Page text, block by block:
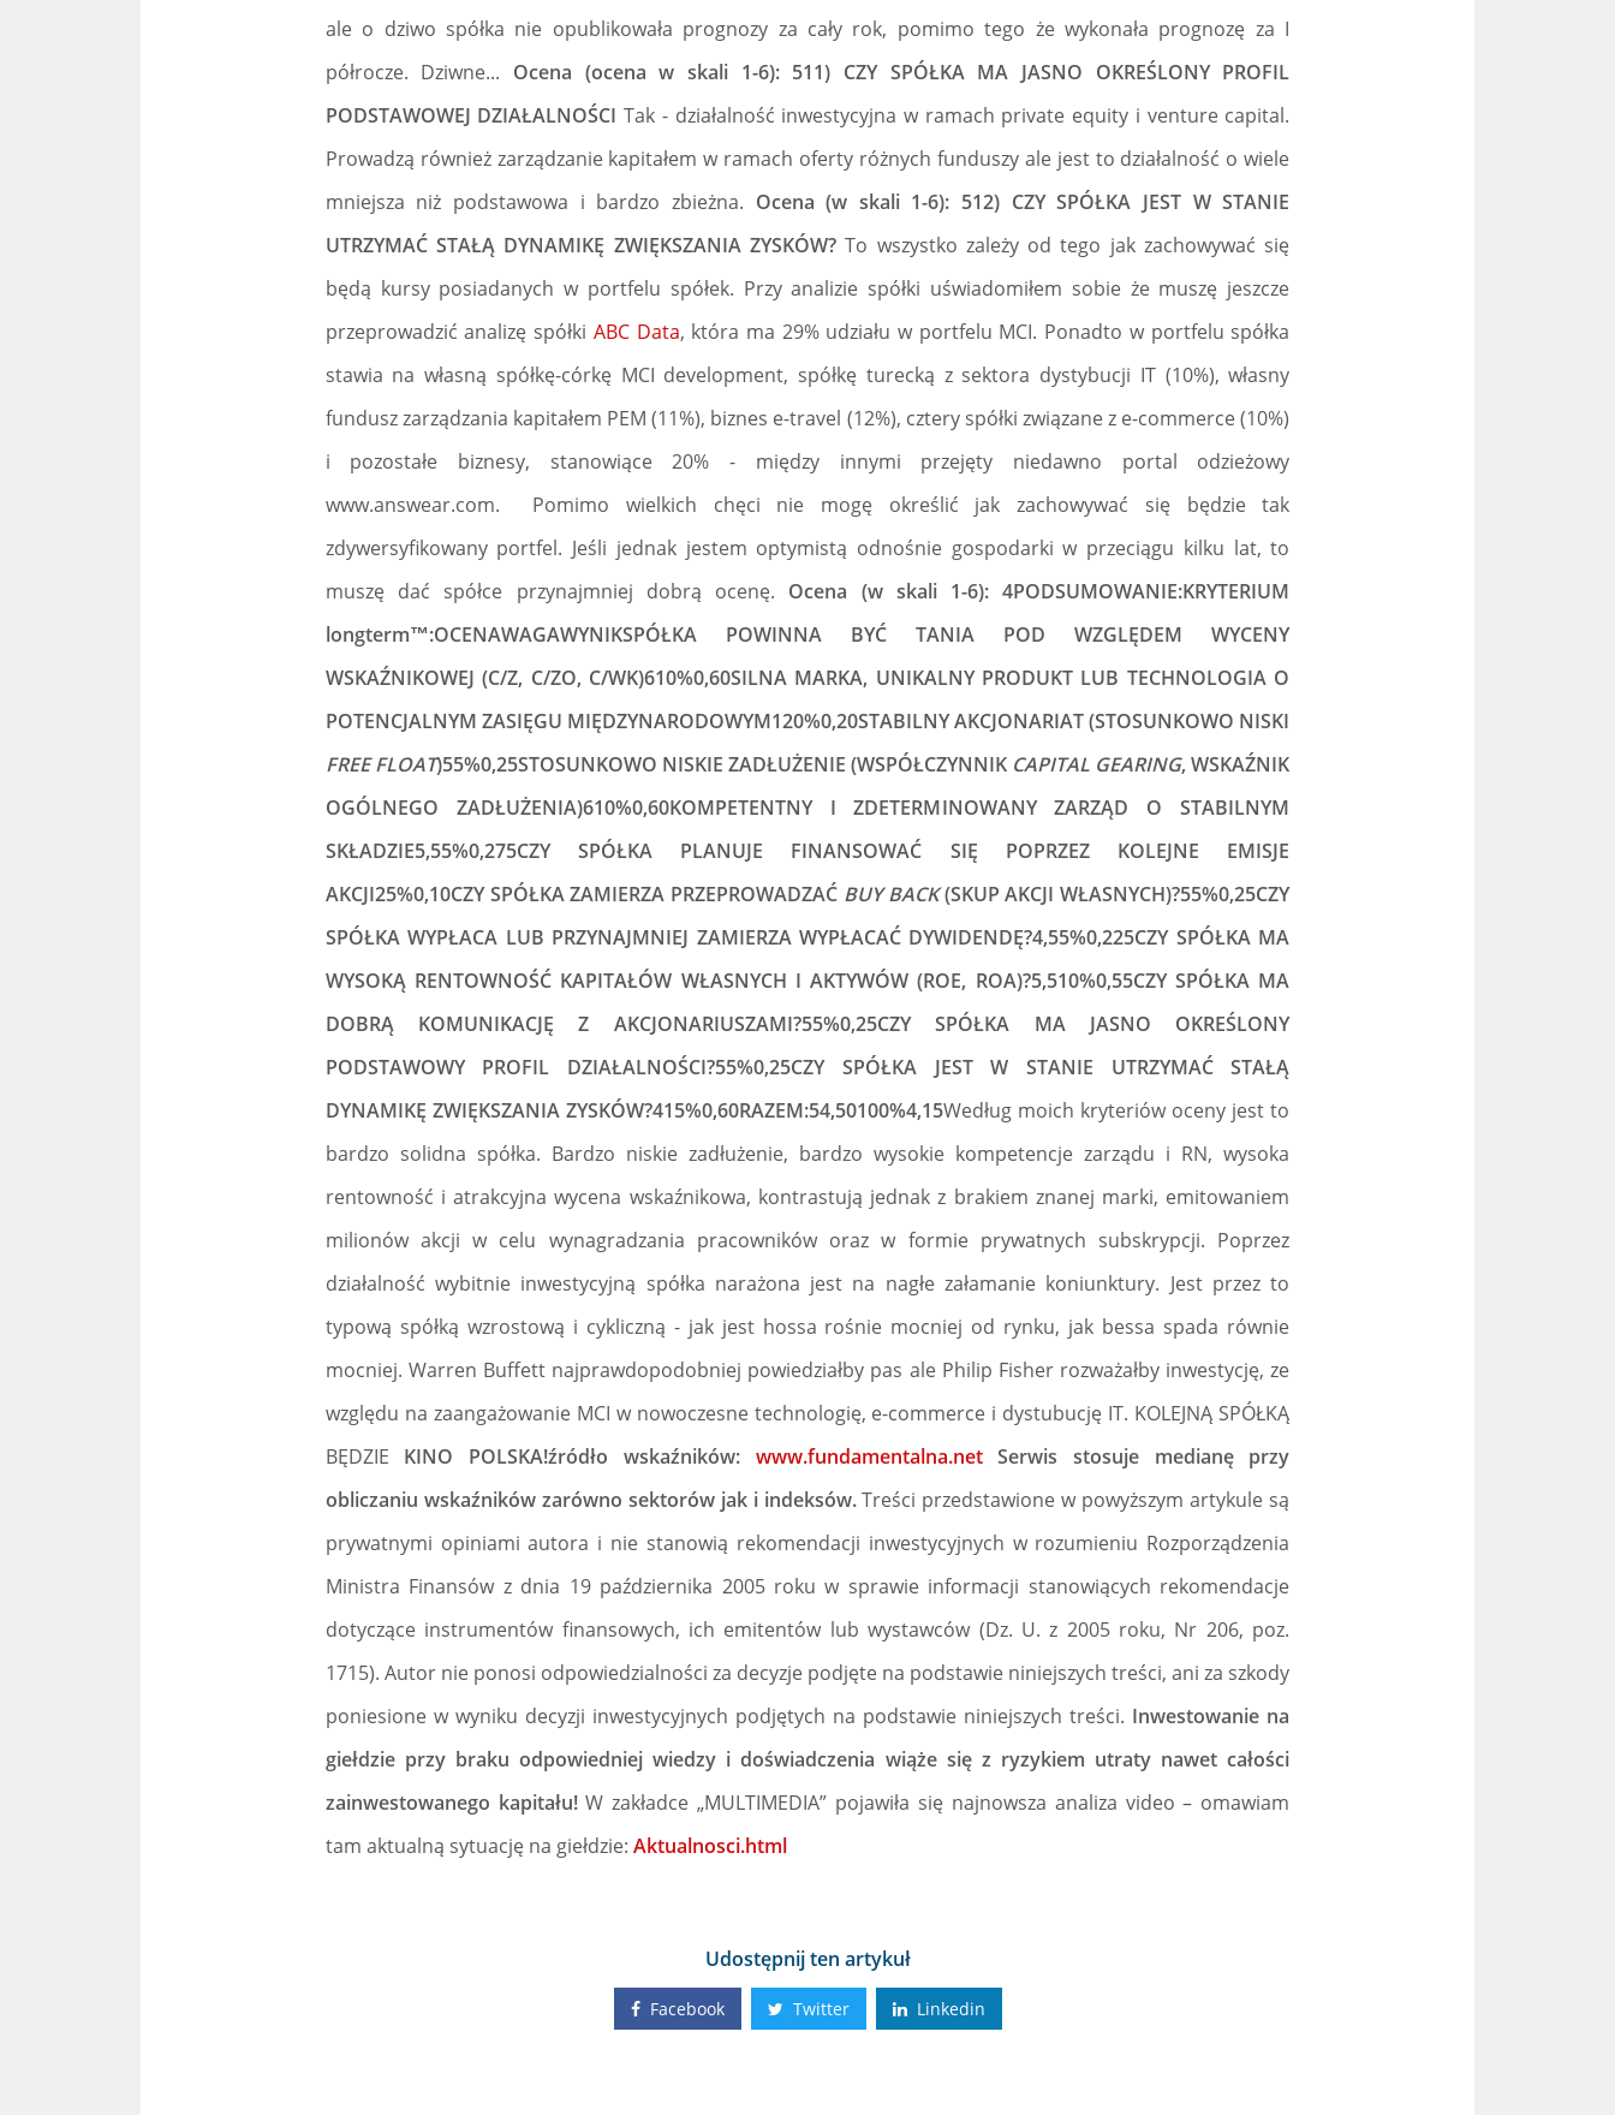
ale o dziwo spółka nie opublikowała prognozy za cały rok, pomimo tego że wykonała prognozę za I
półrocze. Dziwne... Ocena (ocena w skali 1-6): 511) CZY SPÓŁKA MA JASNO OKREŚLONY PROFIL
PODSTAWOWEJ DZIAŁALNOŚCITak - działalność inwestycyjna w ramach private equity i venture capital.
Prowadzą również zarządzanie kapitałem w ramach oferty różnych funduszy ale jest to działalność o wiele
mniejsza niż podstawowa i bardzo zbieżna. Ocena (w skali 1-6): 512) CZY SPÓŁKA JEST W STANIE
UTRZYMAĆ STAŁĄ DYNAMIKĘ ZWIĘKSZANIA ZYSKÓW?To wszystko zależy od tego jak zachowywać się
będą kursy posiadanych w portfelu spółek. Przy analizie spółki uświadomiłem sobie że muszę jeszcze
przeprowadzić analizę spółki ABC Data, która ma 29% udziału w portfelu MCI. Ponadto w portfelu spółka
stawia na własną spółkę-córkę MCI development, spółkę turecką z sektora dystybucji IT (10%), własny
fundusz zarządzania kapitałem PEM (11%), biznes e-travel (12%), cztery spółki związane z e-commerce (10%)
i pozostałe biznesy, stanowiące 20% - między innymi przejęty niedawno portal odzieżowy
www.answear.com. Pomimo wielkich chęci nie mogę określić jak zachowywać się będzie tak
zdywersyfikowany portfel. Jeśli jednak jestem optymistą odnośnie gospodarki w przeciągu kilku lat, to
muszę dać spółce przynajmniej dobrą ocenę. Ocena (w skali 1-6): 4PODSUMOWANIE:KRYTERIUM
longterm™:OCENAWAGAWYNIKSPÓŁKA POWINNA BYĆ TANIA POD WZGLĘDEM WYCENY
WSKAŹNIKOWEJ (C/Z, C/ZO, C/WK)610%0,60SILNA MARKA, UNIKALNY PRODUKT LUB TECHNOLOGIA O
POTENCJALNYM ZASIĘGU MIĘDZYNARODOWYM120%0,20STABILNY AKCJONARIAT (STOSUNKOWO NISKI
FREE FLOAT)55%0,25STOSUNKOWO NISKIE ZADŁUŻENIE (WSPÓŁCZYNNIK CAPITAL GEARING, WSKAŹNIK
OGÓLNEGO ZADŁUŻENIA)610%0,60KOMPETENTNY I ZDETERMINOWANY ZARZĄD O STABILNYM
SKŁADZIE5,55%0,275CZY SPÓŁKA PLANUJE FINANSOWAĆ SIĘ POPRZEZ KOLEJNE EMISJE
AKCJI25%0,10CZY SPÓŁKA ZAMIERZA PRZEPROWADZAĆ BUY BACK(SKUP AKCJI WŁASNYCH)?55%0,25CZY
SPÓŁKA WYPŁACA LUB PRZYNAJMNIEJ ZAMIERZA WYPŁACAĆ DYWIDENDĘ?4,55%0,225CZY SPÓŁKA MA
WYSOKĄ RENTOWNOŚĆ KAPITAŁÓW WŁASNYCH I AKTYWÓW (ROE, ROA)?5,510%0,55CZY SPÓŁKA MA
DOBRĄ KOMUNIKACJĘ Z AKCJONARIUSZAMI?55%0,25CZY SPÓŁKA MA JASNO OKREŚLONY
PODSTAWOWY PROFIL DZIAŁALNOŚCI?55%0,25CZY SPÓŁKA JEST W STANIE UTRZYMAĆ STAŁĄ
DYNAMIKĘ ZWIĘKSZANIA ZYSKÓW?415%0,60RAZEM:54,50100%4,15Według moich kryteriów oceny jest to
bardzo solidna spółka. Bardzo niskie zadłużenie, bardzo wysokie kompetencje zarządu i RN, wysoka
rentowność i atrakcyjna wycena wskaźnikowa, kontrastują jednak z brakiem znanej marki, emitowaniem
milionów akcji w celu wynagradzania pracowników oraz w formie prywatnych subskrypcji. Poprzez
działalność wybitnie inwestycyjną spółka narażona jest na nagłe załamanie koniunktury. Jest przez to
typową spółką wzrostową i cykliczną - jak jest hossa rośnie mocniej od rynku, jak bessa spada równie
mocniej. Warren Buffett najprawdopodobniej powiedziałby pas ale Philip Fisher rozważałby inwestycję, ze
względu na zaangażowanie MCI w nowoczesne technologię, e-commerce i dystubucję IT. KOLEJNĄ SPÓŁKĄ
BĘDZIE KINO POLSKA!źródło wskaźników: www.fundamentalna.netSerwis stosuje medianę przy
obliczaniu wskaźników zarówno sektorów jak i indeksów.Treści przedstawione w powyższym artykule są
prywatnymi opiniami autora i nie stanowią rekomendacji inwestycyjnych w rozumieniu Rozporządzenia
Ministra Finansów z dnia 19 października 2005 roku w sprawie informacji stanowiących rekomendacje
dotyczące instrumentów finansowych, ich emitentów lub wystawców (Dz. U. z 2005 roku, Nr 206, poz.
1715). Autor nie ponosi odpowiedzialności za decyzje podjęte na podstawie niniejszych treści, ani za szkody
poniesione w wyniku decyzji inwestycyjnych podjętych na podstawie niniejszych treści. Inwestowanie na
giełdzie przy braku odpowiedniej wiedzy i doświadczenia wiąże się z ryzykiem utraty nawet całości
zainwestowanego kapitału!W zakładce „MULTIMEDIA” pojawiła się najnowsza analiza video – omawiam
tam aktualną sytuację na giełdzie: Aktualnosci.html
Udostępnij ten artykuł
Facebook Twitter Linkedin